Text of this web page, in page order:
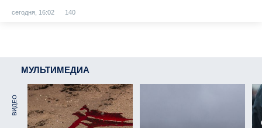
сегодня, 16:02 140
МУЛЬТИМЕДИА
ВИДЕО